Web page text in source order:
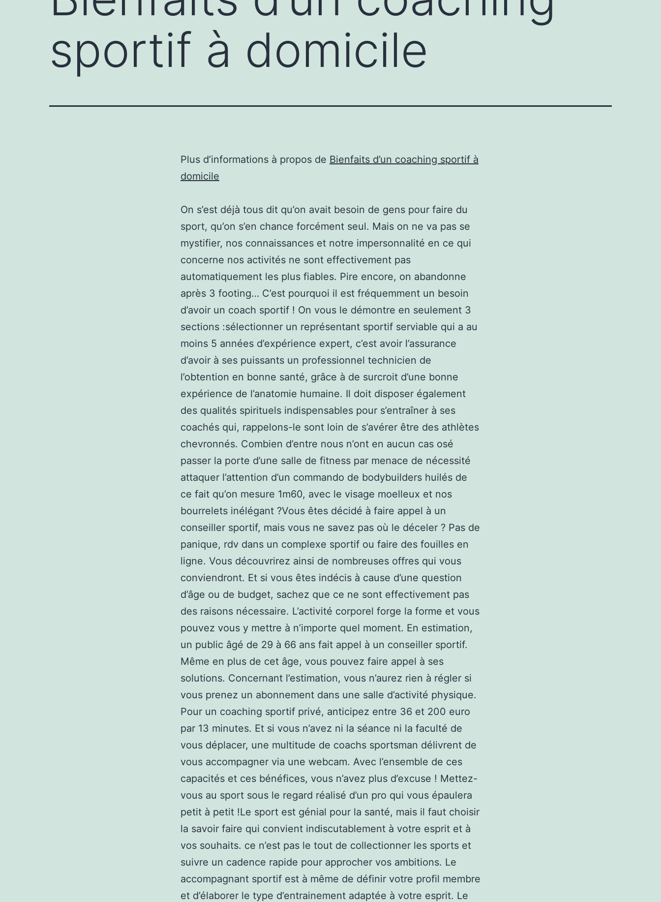
sportif à domicile
Plus d’informations à propos de Bienfaits d’un coaching sportif à
domicile
On s’est déjà tous dit qu’on avait besoin de gens pour faire du
sport, qu’on s’en chance forcément seul. Mais on ne va pas se
mystifier, nos connaissances et notre impersonnalité en ce qui
concerne nos activités ne sont effectivement pas
automatiquement les plus fiables. Pire encore, on abandonne
après 3 footing… C’est pourquoi il est fréquemment un besoin
d’avoir un coach sportif ! On vous le démontre en seulement 3
sections :sélectionner un représentant sportif serviable qui a au
moins 5 années d’expérience expert, c’est avoir l’assurance
d’avoir à ses puissants un professionnel technicien de
l’obtention en bonne santé, grâce à de surcroit d’une bonne
expérience de l’anatomie humaine. Il doit disposer également
des qualités spirituels indispensables pour s’entraîner à ses
coachés qui, rappelons-le sont loin de s’avérer être des athlètes
chevronnés. Combien d’entre nous n’ont en aucun cas osé
passer la porte d’une salle de fitness par menace de nécessité
attaquer l’attention d’un commando de bodybuilders huilés de
ce fait qu’on mesure 1m60, avec le visage moelleux et nos
bourrelets inélégant ?Vous êtes décidé à faire appel à un
conseiller sportif, mais vous ne savez pas où le déceler ? Pas de
panique, rdv dans un complexe sportif ou faire des fouilles en
ligne. Vous découvrirez ainsi de nombreuses offres qui vous
conviendront. Et si vous êtes indécis à cause d’une question
d’âge ou de budget, sachez que ce ne sont effectivement pas
des raisons nécessaire. L’activité corporel forge la forme et vous
pouvez vous y mettre à n’importe quel moment. En estimation,
un public âgé de 29 à 66 ans fait appel à un conseiller sportif.
Même en plus de cet âge, vous pouvez faire appel à ses
solutions. Concernant l’estimation, vous n’aurez rien à régler si
vous prenez un abonnement dans une salle d’activité physique.
Pour un coaching sportif privé, anticipez entre 36 et 200 euro
par 13 minutes. Et si vous n’avez ni la séance ni la faculté de
vous déplacer, une multitude de coachs sportsman délivrent de
vous accompagner via une webcam. Avec l’ensemble de ces
capacités et ces bénéfices, vous n’avez plus d’excuse ! Mettez-
vous au sport sous le regard réalisé d’un pro qui vous épaulera
petit à petit !Le sport est génial pour la santé, mais il faut choisir
la savoir faire qui convient indiscutablement à votre esprit et à
vos souhaits. ce n’est pas le tout de collectionner les sports et
suivre un cadence rapide pour approcher vos ambitions. Le
accompagnant sportif est à même de définir votre profil membre
et d’élaborer le type d’entrainement adaptée à votre esprit. Le